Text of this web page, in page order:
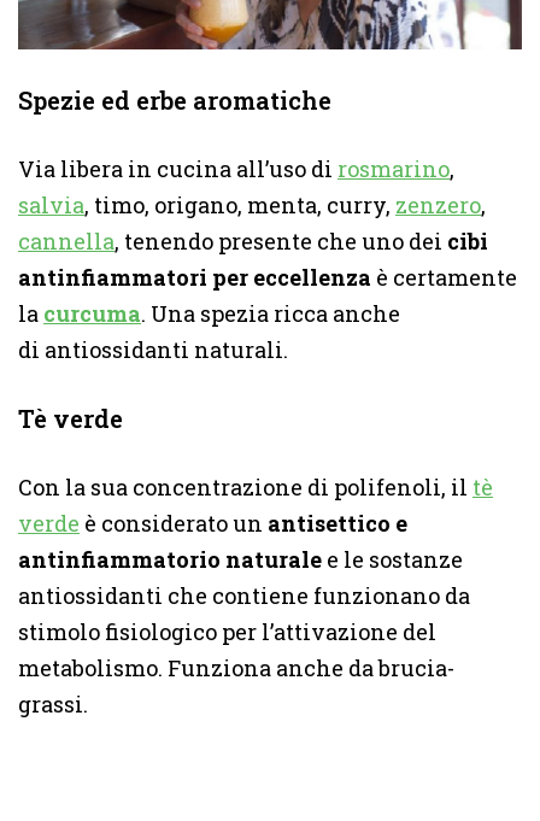
Spezie ed erbe aromatiche
Via libera in cucina all’uso di rosmarino,
salvia, timo, origano, menta, curry, zenzero,
cannella, tenendo presente che uno dei cibi
antinfiammatori per eccellenza è certamente
la curcuma. Una spezia ricca anche
di antiossidanti naturali.
Tè verde
Con la sua concentrazione di polifenoli, il tè
verde è considerato un antisettico e
antinfiammatorio naturale e le sostanze
antiossidanti che contiene funzionano da
stimolo fisiologico per l’attivazione del
metabolismo. Funziona anche da brucia-
grassi.